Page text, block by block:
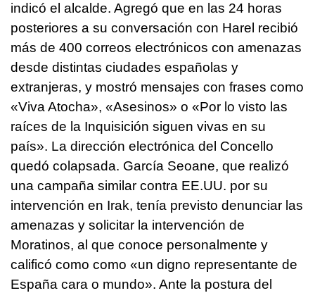
indicó el alcalde. Agregó que en las 24 horas
posteriores a su conversación con Harel recibió
más de 400 correos electrónicos con amenazas
desde distintas ciudades españolas y
extranjeras, y mostró mensajes con frases como
«Viva Atocha», «Asesinos» o «Por lo visto las
raíces de la Inquisición siguen vivas en su
país». La dirección electrónica del Concello
quedó colapsada. García Seoane, que realizó
una campaña similar contra EE.UU. por su
intervención en Irak, tenía previsto denunciar las
amenazas y solicitar la intervención de
Moratinos, al que conoce personalmente y
calificó como como «un digno representante de
España cara o mundo». Ante la postura del